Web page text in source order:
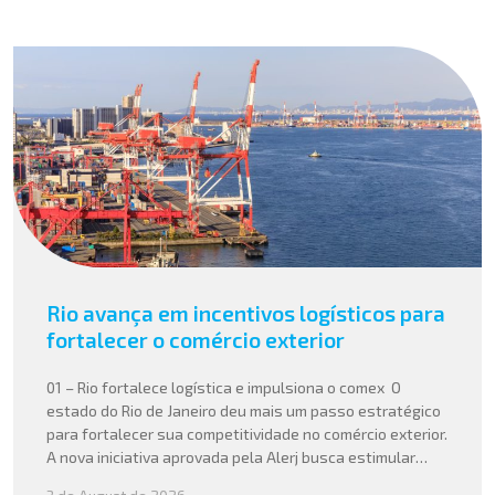
Rio avança em incentivos logísticos para
fortalecer o comércio exterior
01 – Rio fortalece logística e impulsiona o comex O
estado do Rio de Janeiro deu mais um passo estratégico
para fortalecer sua competitividade no comércio exterior.
A nova iniciativa aprovada pela Alerj busca estimular